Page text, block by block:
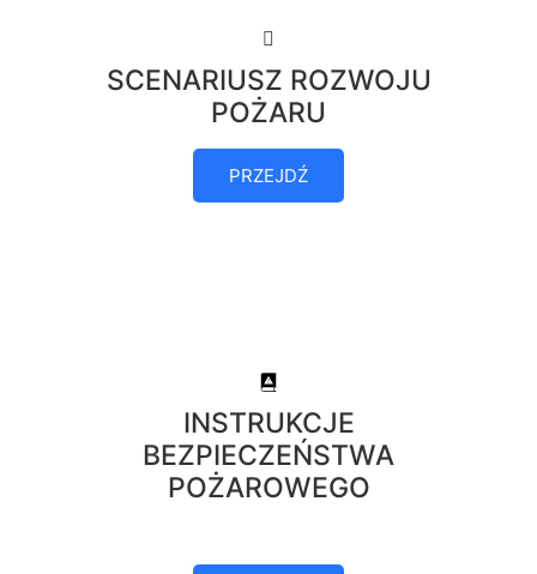
SCENARIUSZ ROZWOJU
POŻARU
PRZEJDŹ
INSTRUKCJE
BEZPIECZEŃSTWA
POŻAROWEGO